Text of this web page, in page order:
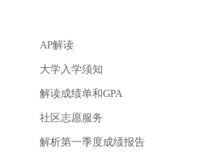
AP解读
大学入学须知
解读成绩单和GPA
社区志愿服务
解析第一季度成绩报告